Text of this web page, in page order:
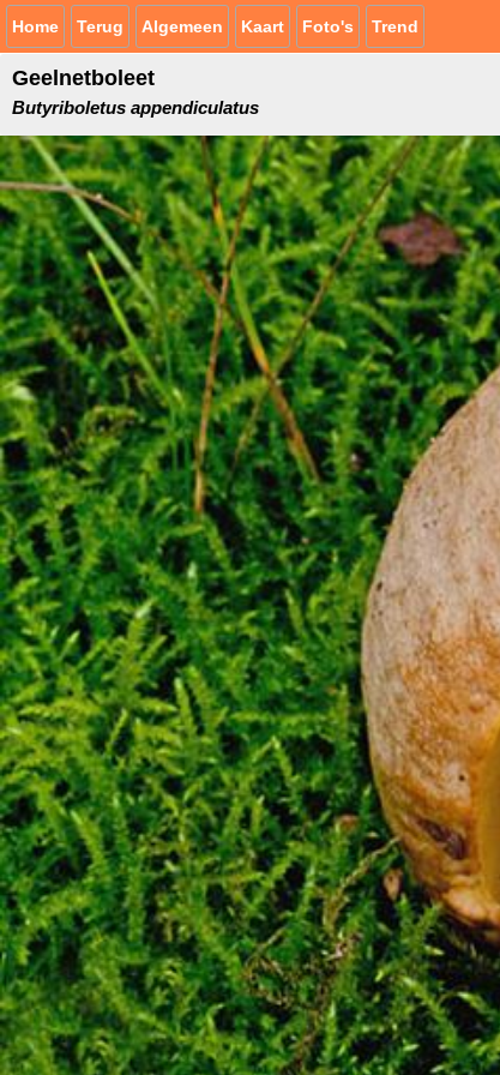
Home Terug Algemeen Kaart Foto's Trend
Geelnetboleet
Butyriboletus appendiculatus